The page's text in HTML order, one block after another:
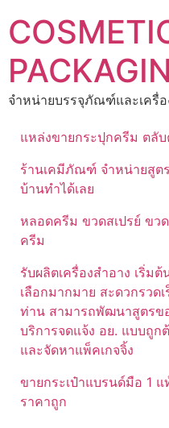
to
content
จำหน่ายบรรจุภัณฑ์และเครื่อ
แหล่งขายกระปุกครีม ตลั
ร้านเคมีภัณฑ์ จำหน่ายสูต
บ้านทำได้เลย
หลอดครีม ขวดสเปรย์ ขว
ครีม
รับผลิตเครื่องสำอาง เริ่ม
เลือกมากมาย สะดวกรวด
ท่าน สามารถพัฒนาสูตรข
บริการจดแจ้ง อย. แบบถู
และจัดหาแพ็คเกจจิ้ง
ขายกระเป๋าแบรนด์มือ 1
ราคาถูก